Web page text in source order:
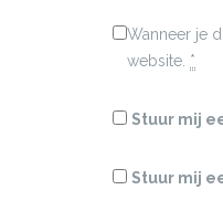
Wanneer je
website. *
Stuur mij
Stuur mij